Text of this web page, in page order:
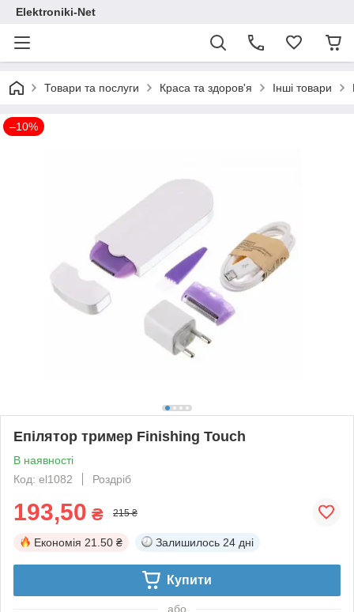
Elektroniki-Net
Товари та послуги Краса та здоров'я Інші товари
–10%
Епілятор тример Finishing Touch
В наявності
Код: el1082
Роздріб
193,50 ₴ 215 ₴
Економія 21.50 ₴ Залишилось 24 дні
Купити
або